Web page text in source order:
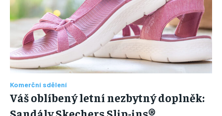
Komerční sdělení
Váš oblíbený letní nezbytný doplněk: